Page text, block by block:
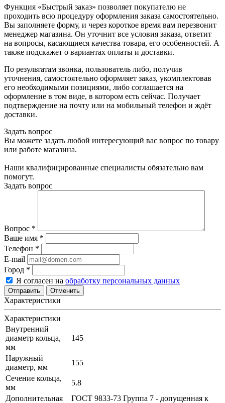
Функция «Быстрый заказ» позволяет покупателю не
проходить всю процедуру оформления заказа самостоятельно.
Вы заполняете форму, и через короткое время вам перезвонит
менеджер магазина. Он уточнит все условия заказа, ответит
на вопросы, касающиеся качества товара, его особенностей. А
также подскажет о вариантах оплаты и доставки.
По результатам звонка, пользователь либо, получив
уточнения, самостоятельно оформляет заказ, укомплектовав
его необходимыми позициями, либо соглашается на
оформление в том виде, в котором есть сейчас. Получает
подтверждение на почту или на мобильный телефон и ждёт
доставки.
Задать вопрос
Вы можете задать любой интересующий вас вопрос по товару
или работе магазина.
Наши квалифицированные специалисты обязательно вам
помогут.
Задать вопрос
Вопрос *
Ваше имя *
Телефон *
E-mail
Город *
Я согласен на обработку персональных данных
Отменить
Характеристики
Характеристики
Внутренний
диаметр кольца,
мм
145
Наружный
диаметр, мм
155
Сечение кольца,
мм
5.8
Дополнительная
ГОСТ 9833-73 Группа 7 - допущенная к